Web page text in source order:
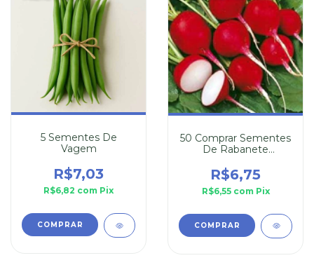
5 Sementes De
Vagem
R$7,03
R$6,82 com Pix
50 Comprar Sementes
De Rabanete
R$6,75
R$6,55 com Pix